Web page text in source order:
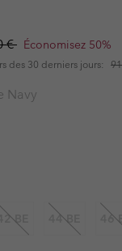
price:
€ Économisez 50%
des 30 derniers jours:
Navy
42 BE 44 BE 46